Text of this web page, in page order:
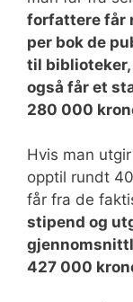
forfattere får
per bok de
til
også får et
280 000
Hvis man
opptil rundt
får fra de
stipend og
427 000